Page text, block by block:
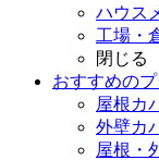
ハウス
工場・
閉じる
おすすめの
屋根カ
外壁カ
屋根・